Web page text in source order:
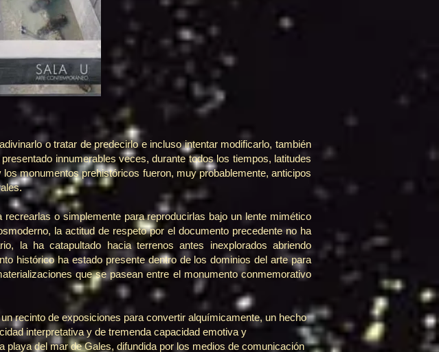
o tratar de predecirlo e incluso intentar modificarlo, también
innumerables veces, durante todos los tiempos, latitudes
monumentos prehistóricos fueron, muy probablemente, anticipos
o simplemente para reproducirlas bajo un lente mimético
la actitud de respeto por el documento precedente no ha
la ha catapultado hacia terrenos antes inexplorados abriendo
histórico ha estado presente dentro de los dominios del arte para
que se pasean entre el monumento conmemorativo
recinto de exposiciones para convertir alquímicamente, un hecho
interpretativa y de tremenda capacidad emotiva y
del mar de Gales, difundida por los medios de comunicación